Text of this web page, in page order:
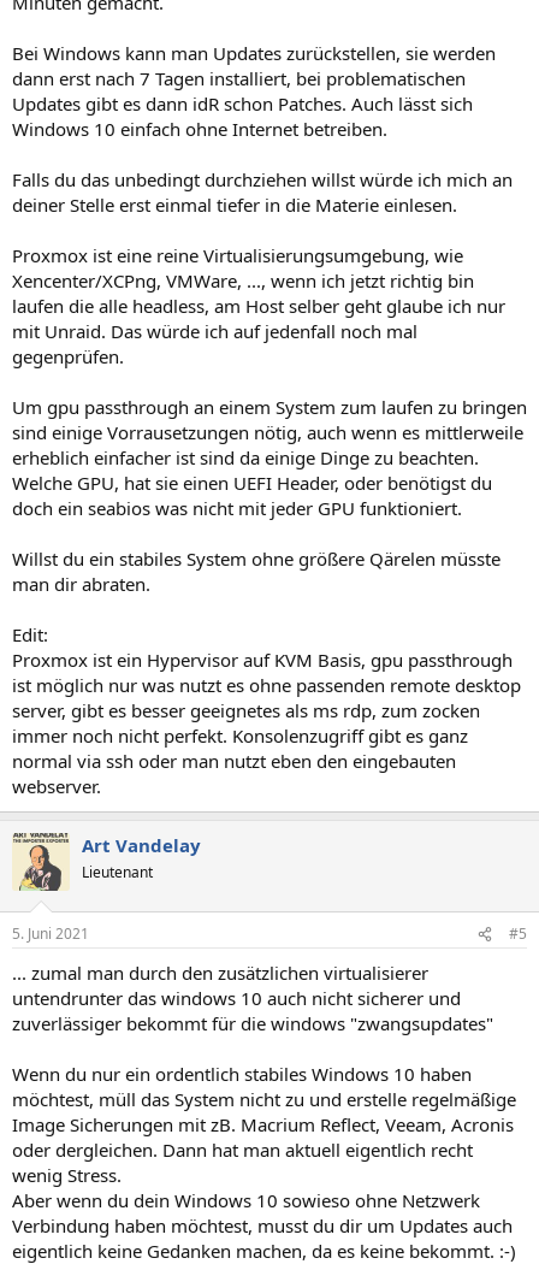
Bei Windows kann man Updates zurückstellen, sie werden
dann erst nach 7 Tagen installiert, bei problematischen
Updates gibt es dann idR schon Patches. Auch lässt sich
Windows 10 einfach ohne Internet betreiben.
Falls du das unbedingt durchziehen willst würde ich mich an
deiner Stelle erst einmal tiefer in die Materie einlesen.
Proxmox ist eine reine Virtualisierungsumgebung, wie
Xencenter/XCPng, VMWare, ..., wenn ich jetzt richtig bin
laufen die alle headless, am Host selber geht glaube ich nur
mit Unraid. Das würde ich auf jedenfall noch mal
gegenprüfen.
Um gpu passthrough an einem System zum laufen zu bringen
sind einige Vorrausetzungen nötig, auch wenn es mittlerweile
erheblich einfacher ist sind da einige Dinge zu beachten.
Welche GPU, hat sie einen UEFI Header, oder benötigst du
doch ein seabios was nicht mit jeder GPU funktioniert.
Willst du ein stabiles System ohne größere Qärelen müsste
man dir abraten.
Edit:
Proxmox ist ein Hypervisor auf KVM Basis, gpu passthrough
ist möglich nur was nutzt es ohne passenden remote desktop
server, gibt es besser geeignetes als ms rdp, zum zocken
immer noch nicht perfekt. Konsolenzugriff gibt es ganz
normal via ssh oder man nutzt eben den eingebauten
webserver.
Art Vandelay
Lieutenant
5. Juni 2021 #5
... zumal man durch den zusätzlichen virtualisierer
untendrunter das windows 10 auch nicht sicherer und
zuverlässiger bekommt für die windows "zwangsupdates"
Wenn du nur ein ordentlich stabiles Windows 10 haben
möchtest, müll das System nicht zu und erstelle regelmäßige
Image Sicherungen mit zB. Macrium Reflect, Veeam, Acronis
oder dergleichen. Dann hat man aktuell eigentlich recht
wenig Stress.
Aber wenn du dein Windows 10 sowieso ohne Netzwerk
Verbindung haben möchtest, musst du dir um Updates auch
eigentlich keine Gedanken machen, da es keine bekommt. :-)